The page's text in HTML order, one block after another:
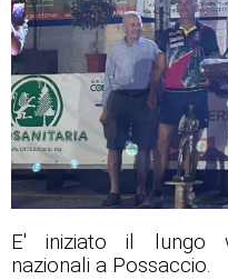
E' iniziato il lungo
nazionali a Possaccio.